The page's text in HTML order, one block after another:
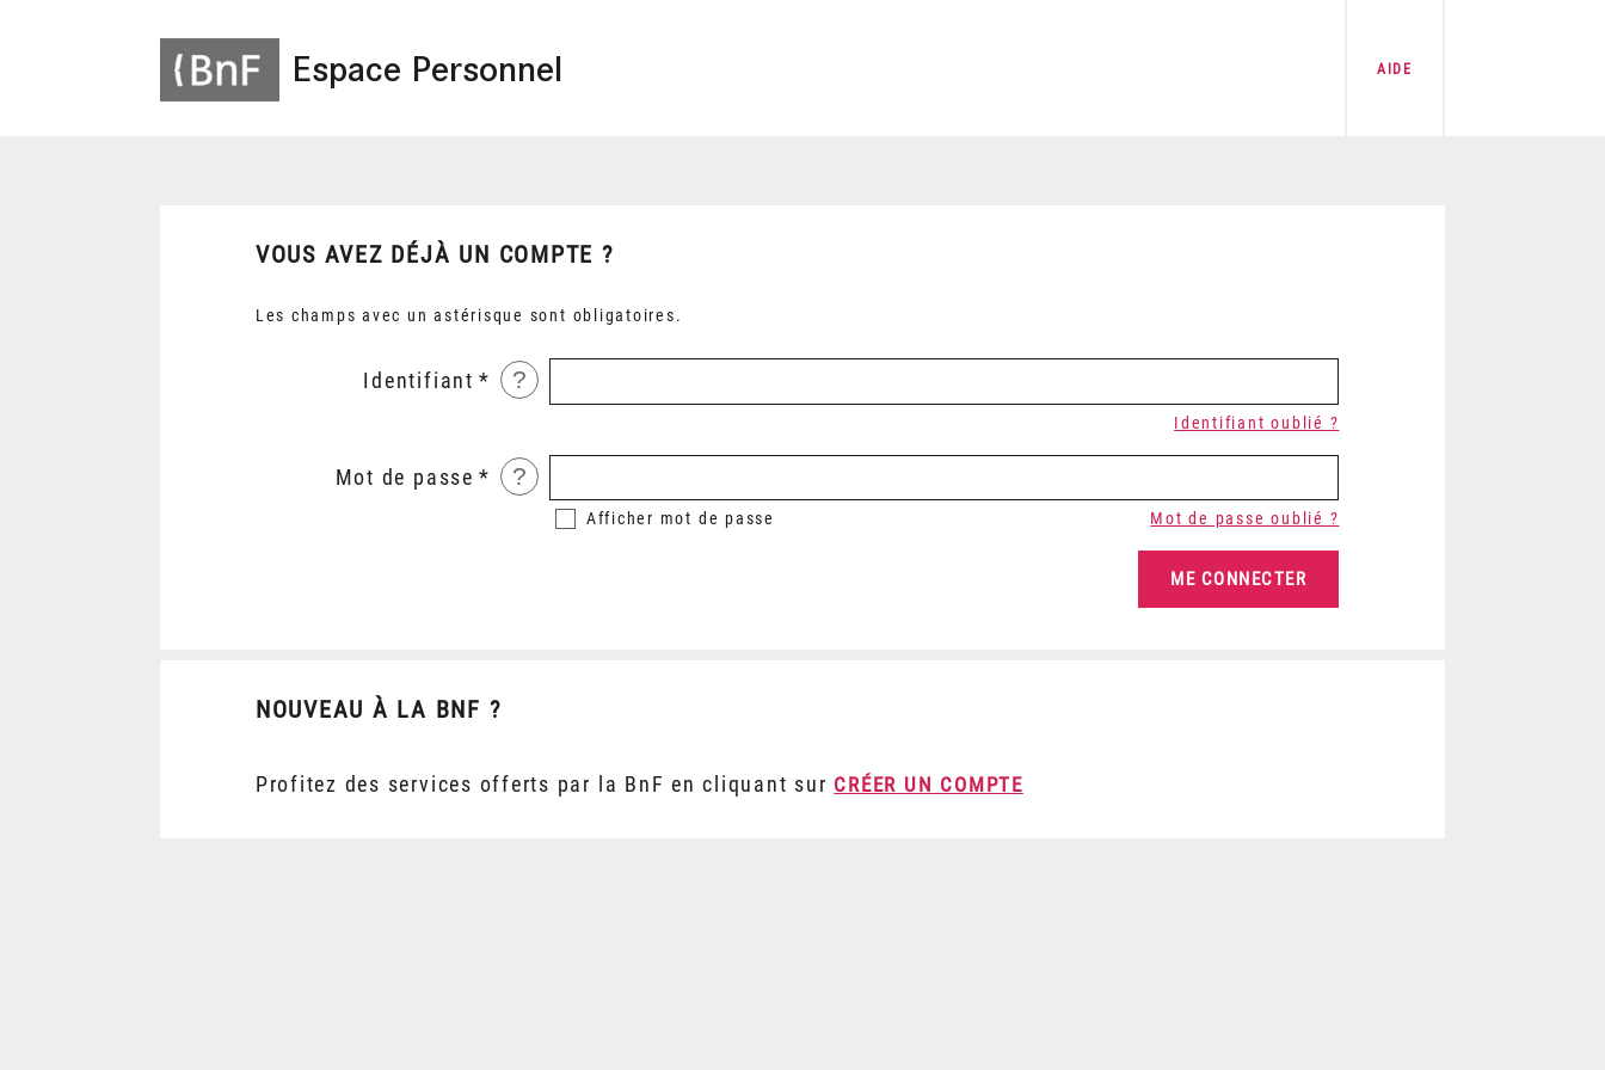
Espace Personnel AIDE
VOUS AVEZ DÉJÀ UN COMPTE ?
Les champs avec un astérisque sont obligatoires.
Identifiant ?
Identifiant oublié ?
Mot de passe ?
Afficher mot de passe Mot de passe oublié ?
NOUVEAU À LA BNF ?
Profitez des services offerts par la BnF en cliquant sur CRÉER UN COMPTE